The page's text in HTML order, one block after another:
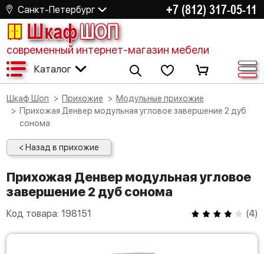
Санкт-Петербург +7 (812) 317-05-11
ШкафШОП
современный интернет-магазин мебели
Каталог
Шкаф Шоп Прихожие
Модульные прихожие
Прихожая Денвер модульная угловое завершение 2 дуб
сонома
< Назад в прихожие
Прихожая Денвер модульная угловое
завершение 2 дуб сонома
Код товара: 198151 (4)